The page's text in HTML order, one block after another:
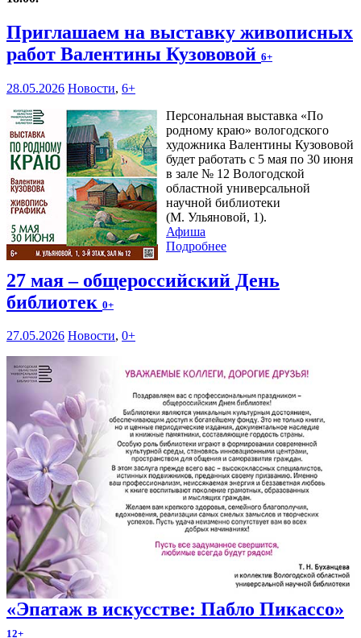
Приглашаем на выставку живописных
работ Валентины Кузововой 6+
28.05.2026 Новости, 6+
Персональная выставка «По
родному краю» вологодского
художника Валентины Кузововой
будет работать с 5 мая по 30 июня
в зале № 12 Вологодской
областной универсальной
научной библиотеки
(М. Ульяновой, 1).
Афиша
Подробнее
27 мая – общероссийский День
библиотек 0+
27.05.2026 Новости, 0+
«Эпатаж в искусстве: Пабло Пикассо»
12+